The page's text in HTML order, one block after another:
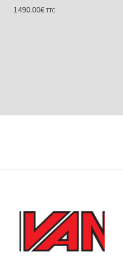
1490.00€ TTC